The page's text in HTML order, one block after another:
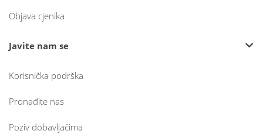
Objava cjenika
Javite nam se
Korisnička podrška
Pronađite nas
Poziv dobavljačima